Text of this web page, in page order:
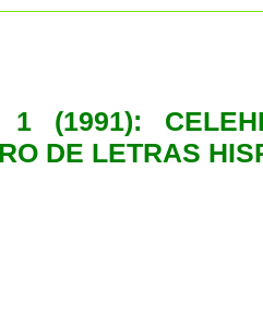
1 (1991):
DE LETRAS